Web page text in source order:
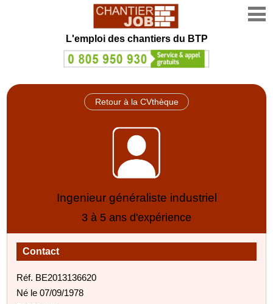
L'emploi des chantiers du BTP
Retour à la CVthèque
Ingenieur généraliste industriel
3 à 5 ans d'expérience
Contact
Réf. BE2013136620
Né le 07/09/1978